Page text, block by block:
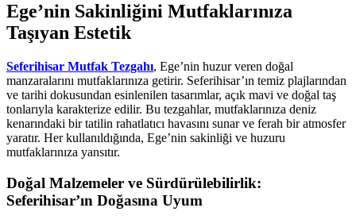
Ege’nin Sakinliğini Mutfaklarınıza
Taşıyan Estetik
Seferihisar Mutfak Tezgahı, Ege’nin huzur veren doğal
manzaralarını mutfaklarınıza getirir. Seferihisar’ın temiz plajlarından
ve tarihi dokusundan esinlenilen tasarımlar, açık mavi ve doğal taş
tonlarıyla karakterize edilir. Bu tezgahlar, mutfaklarınıza deniz
kenarındaki bir tatilin rahatlatıcı havasını sunar ve ferah bir atmosfer
yaratır. Her kullanıldığında, Ege’nin sakinliği ve huzuru
mutfaklarınıza yansıtır.
Doğal Malzemeler ve Sürdürülebilirlik:
Seferihisar’ın Doğasına Uyum